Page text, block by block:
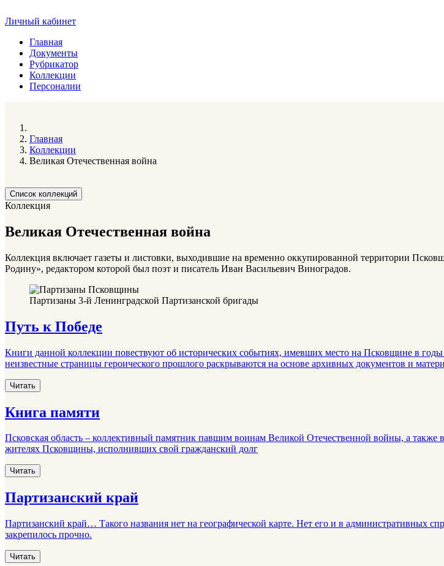
Личный кабинет
Главная
Документы
Рубрикатор
Коллекции
Персоналии
Главная
Коллекции
Великая Отечественная война
Список коллекций
Коллекция
Великая Отечественная война
Коллекция включает газеты и листовки, выходившие на временно оккупированной территории
Родину», редактором которой был поэт и писатель Иван Васильевич Виноградов.
Партизаны 3-й Ленинградской Партизанской бригады
Путь к Победе
Книги данной коллекции повествуют об исторических событиях, имевших место на Псковщине в
неизвестные страницы героического прошлого раскрываются на основе архивных документов и
Читать
Книга памяти
Псковская область – коллективный памятник павшим воинам Великой Отечественной войны, а
жителях Псковщины, исполнивших свой гражданский долг
Читать
Партизанский край
Партизанский край… Такого названия нет на географической карте. Нет его и в административных
закрепилось прочно.
Читать